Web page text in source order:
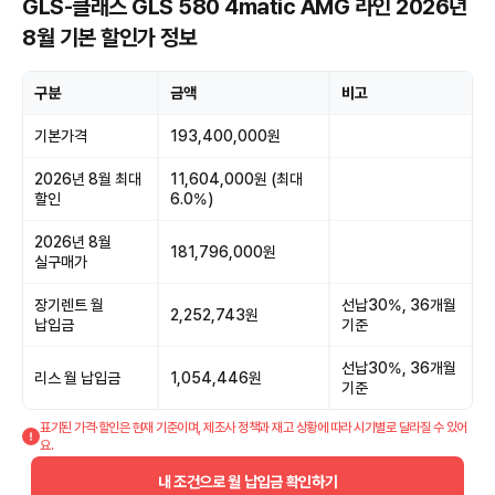
GLS-클래스 GLS 580 4matic AMG 라인 2026년
8월 기본 할인가 정보
구분 금액 비고
기본가격 193,400,000원
2026년 8월 최대
할인
11,604,000원 (최대
6.0%)
2026년 8월
실구매가
181,796,000원
장기렌트 월
납입금
2,252,743원
선납30%, 36개월
기준
리스 월 납입금 1,054,446원
선납30%, 36개월
기준
표기된 가격·할인은 현재 기준이며, 제조사 정책과 재고 상황에 따라 시기별로 달라질 수 있어
요.
내 조건으로 월 납입금 확인하기